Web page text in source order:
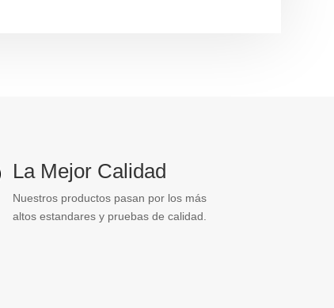
La Mejor Calidad
Nuestros productos pasan por los más
altos estandares y pruebas de calidad.